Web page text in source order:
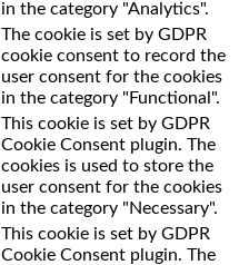
in the category "Analytics".
The cookie is set by GDPR
cookie consent to record the
user consent for the cookies
in the category "Functional".
This cookie is set by GDPR
Cookie Consent plugin. The
cookies is used to store the
user consent for the cookies
in the category "Necessary".
This cookie is set by GDPR
Cookie Consent plugin. The